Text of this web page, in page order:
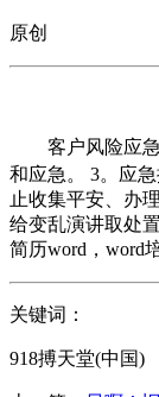
原创
客户风险应急
和应急。 3。应
止收集平安、办
给变乱演讲取处
简历word，word
关键词：
918搏天堂(中国)